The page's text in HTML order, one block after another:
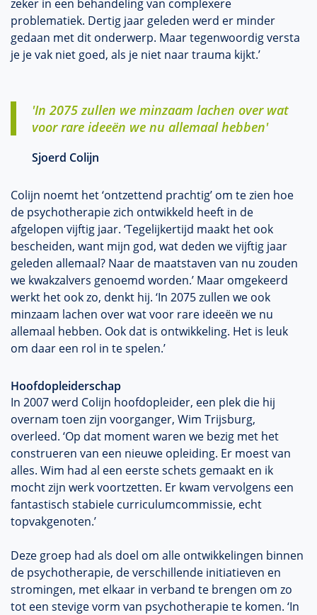
zeker in een behandeling van complexere
problematiek. Dertig jaar geleden werd er minder
gedaan met dit onderwerp. Maar tegenwoordig versta
je je vak niet goed, als je niet naar trauma kijkt.’
'In 2075 zullen we minzaam lachen over wat
voor rare ideeën we nu allemaal hebben'
Sjoerd Colijn
Colijn noemt het ‘ontzettend prachtig’ om te zien hoe
de psychotherapie zich ontwikkeld heeft in de
afgelopen vijftig jaar. ‘Tegelijkertijd maakt het ook
bescheiden, want mijn god, wat deden we vijftig jaar
geleden allemaal? Naar de maatstaven van nu zouden
we kwakzalvers genoemd worden.’ Maar omgekeerd
werkt het ook zo, denkt hij. ‘In 2075 zullen we ook
minzaam lachen over wat voor rare ideeën we nu
allemaal hebben. Ook dat is ontwikkeling. Het is leuk
om daar een rol in te spelen.’
Hoofdopleiderschap
In 2007 werd Colijn hoofdopleider, een plek die hij
overnam toen zijn voorganger, Wim Trijsburg,
overleed. ‘Op dat moment waren we bezig met het
construeren van een nieuwe opleiding. Er moest van
alles. Wim had al een eerste schets gemaakt en ik
mocht zijn werk voortzetten. Er kwam vervolgens een
fantastisch stabiele curriculumcommissie, echt
topvakgenoten.’
Deze groep had als doel om alle ontwikkelingen binnen
de psychotherapie, de verschillende initiatieven en
stromingen, met elkaar in verband te brengen om zo
tot een stevige vorm van psychotherapie te komen. ‘In